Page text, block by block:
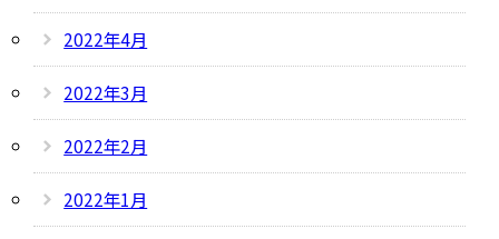
2022年4月
2022年3月
2022年2月
2022年1月